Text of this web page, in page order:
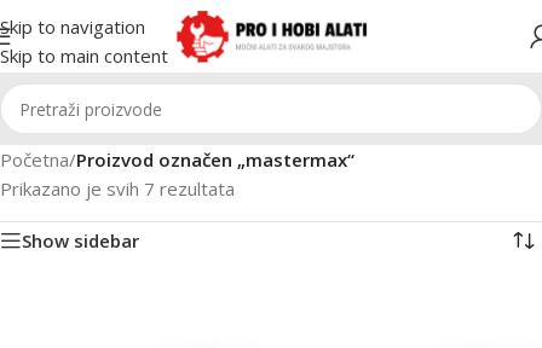
Skip to navigation
Skip to main content
Početna/Proizvod označen „mastermax“
Prikazano je svih 7 rezultata
Show sidebar